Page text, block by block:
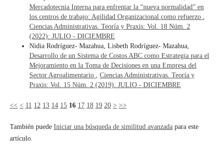
Mercadotecnia Interna para enfrentar la “nueva normalidad” en
los centros de trabajo: Agilidad Organizacional como refuerzo
Ciencias Administrativas. Teoría y Praxis: Vol. 18 Núm. 2
(2022): JULIO - DICIEMBRE
Nidia Rodríguez- Mazahua, Lisbeth Rodríguez- Mazahua,
Desarrollo de un Sistema de Costos ABC como Estrategia para el
Mejoramiento en la Toma de Decisiones en una Empresa del
Sector Agroalimentario
Ciencias Administrativas. Teoría y
Praxis: Vol. 15 Núm. 2 (2019): JULIO - DICIEMBRE
<< < 11 12 13 14 15 16 17 18 19 20 > >>
También puede Iniciar una búsqueda de similitud avanzadapara este
artículo.